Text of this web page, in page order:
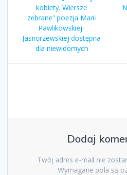
wpisu
post:
kobiety. Wiersze
zebrane” poezja Marii
Pawlikowskiej-
Jasnorzewskiej dostępna
dla niewidomych
Dodaj
Twój adres e-mail nie
Wymagane pola są